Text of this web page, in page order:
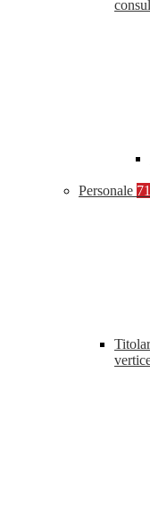
Personale 71